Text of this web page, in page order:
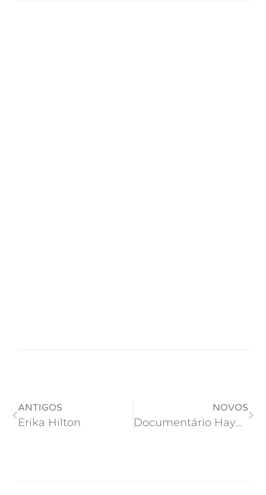
ANTIGOS
Erika Hilton
NOVOS
Documentário Hayao Miyazaki e a Garça